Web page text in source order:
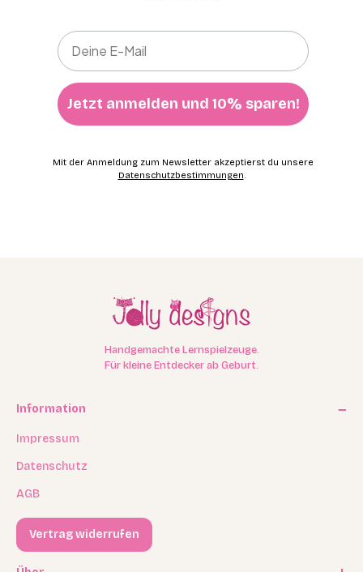
Jetzt anmelden und 10% sparen!
Mit der Anmeldung zum Newsletter akzeptierst du unsere
Datenschutzbestimmungen.
Handgemachte Lernspielzeuge.
Für kleine Entdecker ab Geburt.
Information
Impressum
Datenschutz
AGB
Vertrag widerrufen